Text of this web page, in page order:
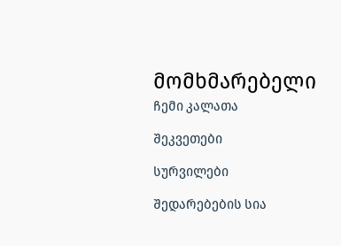
მომხმარებელი
ჩემი კალათა
შეკვეთები
სურვილები
შედარებების სია